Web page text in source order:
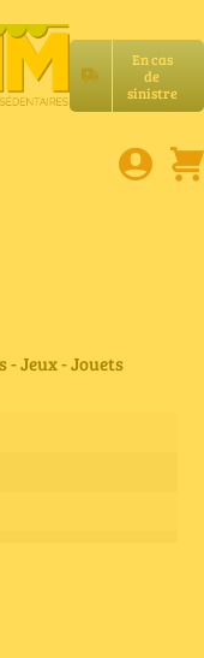
En cas
de
sinistre
- Jeux - Jouets